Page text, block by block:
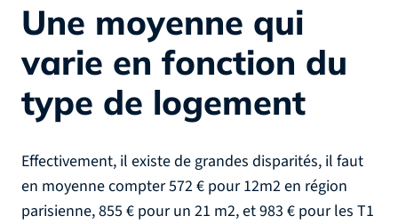
Une moyenne qui
varie en fonction du
type de logement
Effectivement, il existe de grandes disparités, il faut
en moyenne compter 572 € pour 12m2 en région
parisienne, 855 € pour un 21 m2, et 983 € pour les T1